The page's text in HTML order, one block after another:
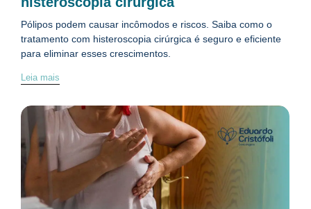
Pólipos podem causar incômodos e riscos. Saiba como o
tratamento com histeroscopia cirúrgica é seguro e eficiente
para eliminar esses crescimentos.
Leia mais